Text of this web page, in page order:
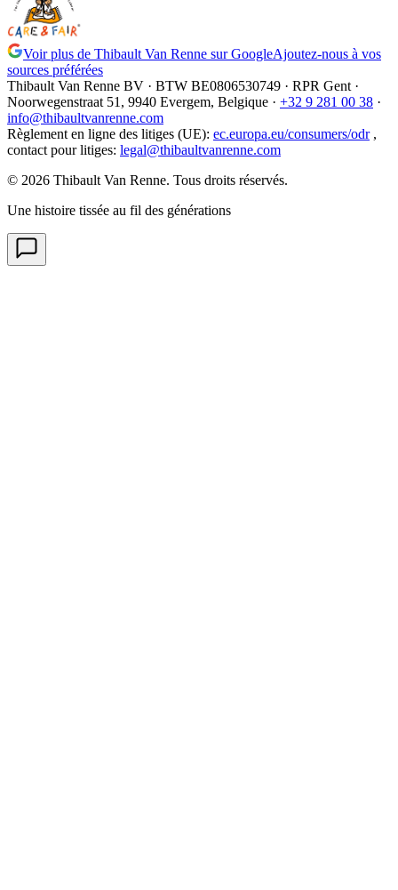
Voir plus de Thibault Van Renne sur GoogleAjoutez-nous à vos
sources préférées
Thibault Van Renne BV · BTW BE0806530749 · RPR Gent ·
Noorwegenstraat 51, 9940 Evergem, Belgique · +32 9 281 00 38 ·
info@thibaultvanrenne.com
Règlement en ligne des litiges (UE): ec.europa.eu/consumers/odr ,
contact pour litiges: legal@thibaultvanrenne.com
© 2026 Thibault Van Renne. Tous droits réservés.
Une histoire tissée au fil des générations